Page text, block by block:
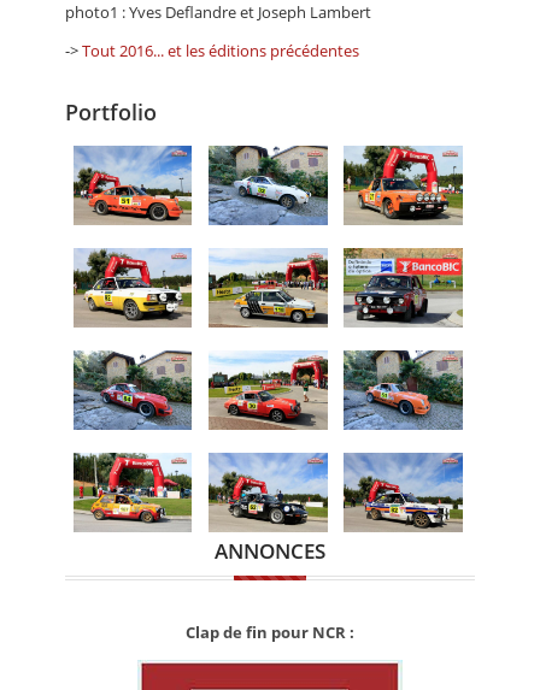
photo1 : Yves Deflandre et Joseph Lambert
->Tout 2016... et les éditions précédentes
Portfolio
ANNONCES
Clap de fin pour NCR :